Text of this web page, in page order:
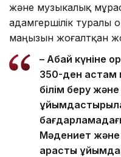
және музыкалық
адамгершілік туралы
маңызын жоғалтқан
– Абай күніне
350-ден астам
білім беру
Мәдениет және
қарасты